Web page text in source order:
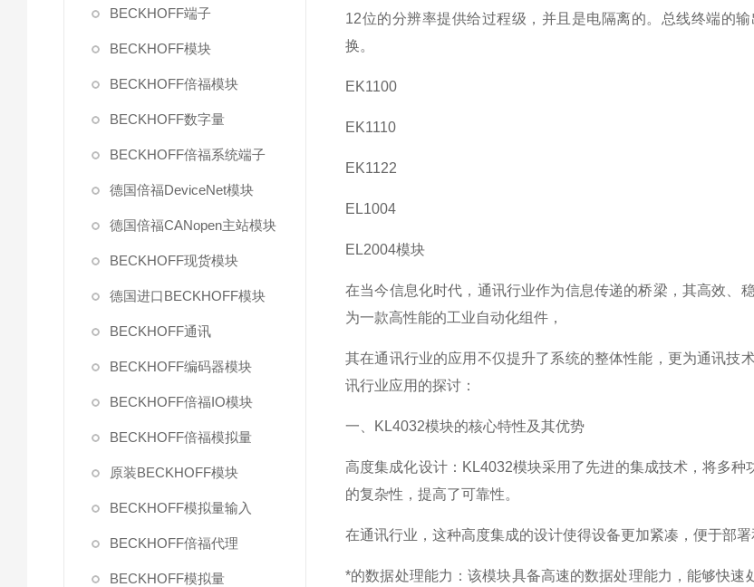
BECKHOFF端子
BECKHOFF模块
BECKHOFF倍福模块
BECKHOFF数字量
BECKHOFF倍福系统端子
德国倍福DeviceNet模块
德国倍福CANopen主站模块
BECKHOFF现货模块
德国进口BECKHOFF模块
BECKHOFF通讯
BECKHOFF编码器模块
BECKHOFF倍福IO模块
BECKHOFF倍福模拟量
原装BECKHOFF模块
BECKHOFF模拟量输入
BECKHOFF倍福代理
BECKHOFF模拟量
12位的分辨率提供给过程级，并且是电隔离的。总线终端的
换。
EK1100
EK1110
EK1122
EL1004
EL2004模块
在当今信息化时代，通讯行业作为信息传递的桥梁，其高效、
为一款高性能的工业自动化组件，
其在通讯行业的应用不仅提升了系统的整体性能，更为通讯技
讯行业应用的探讨：
一、KL4032模块的核心特性及其优势
高度集成化设计：KL4032模块采用了先进的集成技术，将多
的复杂性，提高了可靠性。
在通讯行业，这种高度集成的设计使得设备更加紧凑，便于部署
*的数据处理能力：该模块具备高速的数据处理能力，能够快